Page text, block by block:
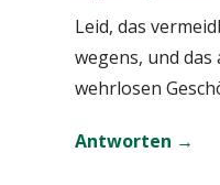
Leid, das
wegens, und
wehrlosen
Antworten